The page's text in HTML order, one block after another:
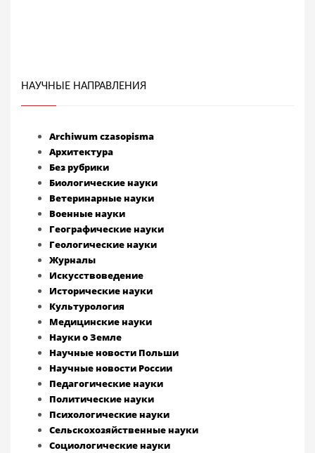
НАУЧНЫЕ НАПРАВЛЕНИЯ
Archiwum czasopisma
Архитектура
Без рубрики
Биологические науки
Ветеринарные науки
Военные науки
Географические науки
Геологические науки
Журналы
Искусствоведение
Исторические науки
Культурология
Медицинские науки
Науки о Земле
Научные новости Польши
Научные новости России
Педагогические науки
Политические науки
Психологические науки
Сельскохозяйственные науки
Социологические науки